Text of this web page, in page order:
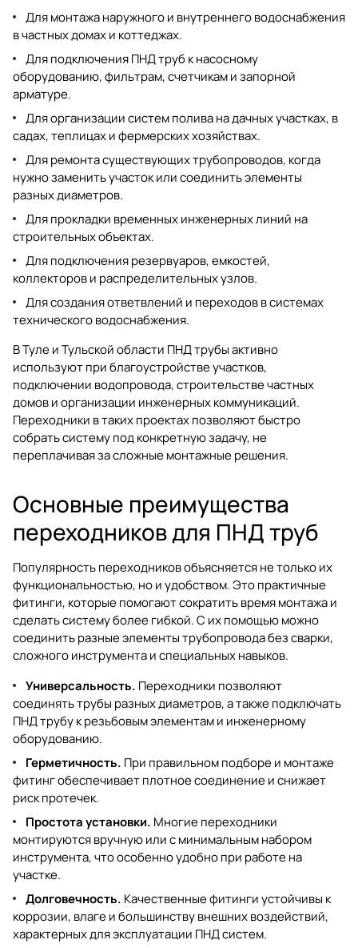
Для монтажа наружного и внутреннего водоснабжения
в частных домах и коттеджах.
Для подключения ПНД труб к насосному
оборудованию, фильтрам, счетчикам и запорной
арматуре.
Для организации систем полива на дачных участках, в
садах, теплицах и фермерских хозяйствах.
Для ремонта существующих трубопроводов, когда
нужно заменить участок или соединить элементы
разных диаметров.
Для прокладки временных инженерных линий на
строительных объектах.
Для подключения резервуаров, емкостей,
коллекторов и распределительных узлов.
Для создания ответвлений и переходов в системах
технического водоснабжения.
В Туле и Тульской области ПНД трубы активно
используют при благоустройстве участков,
подключении водопровода, строительстве частных
домов и организации инженерных коммуникаций.
Переходники в таких проектах позволяют быстро
собрать систему под конкретную задачу, не
переплачивая за сложные монтажные решения.
Основные преимущества
переходников для ПНД труб
Популярность переходников объясняется не только их
функциональностью, но и удобством. Это практичные
фитинги, которые помогают сократить время монтажа и
сделать систему более гибкой. С их помощью можно
соединить разные элементы трубопровода без сварки,
сложного инструмента и специальных навыков.
Универсальность. Переходники позволяют
соединять трубы разных диаметров, а также подключать
ПНД трубу к резьбовым элементам и инженерному
оборудованию.
Герметичность. При правильном подборе и монтаже
фитинг обеспечивает плотное соединение и снижает
риск протечек.
Простота установки. Многие переходники
монтируются вручную или с минимальным набором
инструмента, что особенно удобно при работе на
участке.
Долговечность. Качественные фитинги устойчивы к
коррозии, влаге и большинству внешних воздействий,
характерных для эксплуатации ПНД систем.